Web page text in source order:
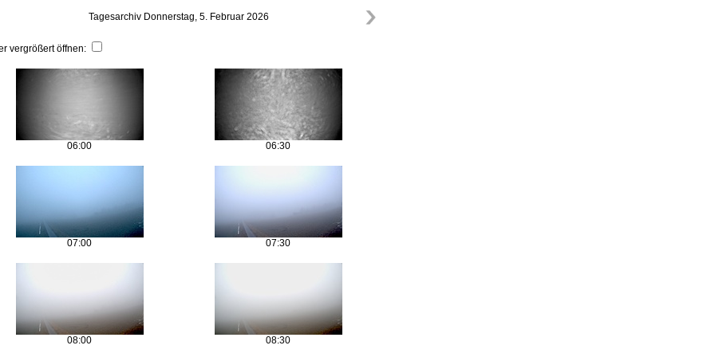
Tagesarchiv Donnerstag, 5. Februar 2026
vergrößert öffnen:
06:00 06:30
07:00 07:30
08:00 08:30